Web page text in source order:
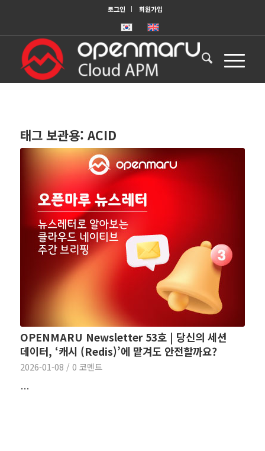
로그인 회원가입
태그 보관용: ACID
OPENMARU Newsletter 53호 | 당신의 세션
데이터, ‘캐시 (Redis)’에 맡겨도 안전할까요?
2026-01-08 / 0 코멘트
…